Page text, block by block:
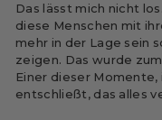
Das lässt mich nicht
diese Menschen mit
mehr in der Lage sein
zeigen. Das wurde
Einer dieser
entschließt, das alles